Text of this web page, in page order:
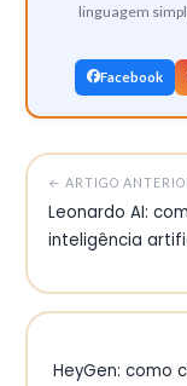
linguagem
Facebook
← ARTIGO
Leonardo AI:
inteligência
HeyGen: como